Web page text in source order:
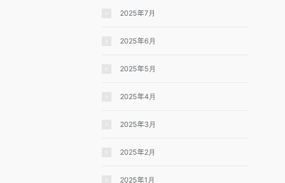
2025年7月
2025年6月
2025年5月
2025年4月
2025年3月
2025年2月
2025年1月